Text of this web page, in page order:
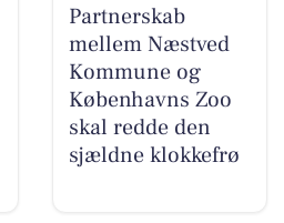
Partnerskab
mellem Næstved
Kommune og
Københavns Zoo
skal redde den
sjældne klokkefrø